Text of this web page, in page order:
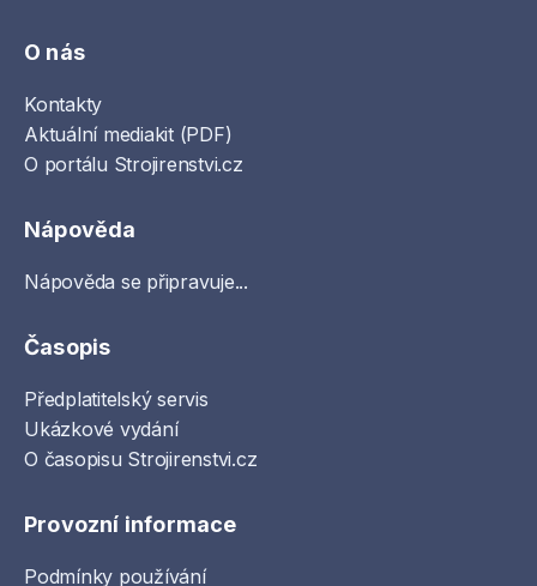
O nás
Kontakty
Aktuální mediakit (PDF)
O portálu Strojirenstvi.cz
Nápověda
Nápověda se připravuje...
Časopis
Předplatitelský servis
Ukázkové vydání
O časopisu Strojirenstvi.cz
Provozní informace
Podmínky používání